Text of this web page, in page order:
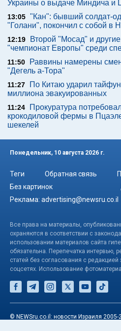
Украины о выдаче Миндича и
13:05 "Кан": бывший солдат-
"Голани", покончил с собой в
12:19
Второй "Мосад" и
"чемпионат Европы" среди
11:50
Раввины намерены
"Дегель а-Тора"
11:27
По Китаю ударил
миллиона эвакуированных
11:24
Прокуратура
крокодиловой фермы в
шекелей
Понедельник, 10 августа 2026 г.
Теги Обратная связь
Без картинок
Реклама: advertising@newsru.co.il
Все права на материалы,
охраняются в соответствии с
использовании материалов сайта
обязательна. Перепечатка интервью,
статей без согласования с
соцсетях. Использование
© NEWSru.co.il: новости Израиля 2005-